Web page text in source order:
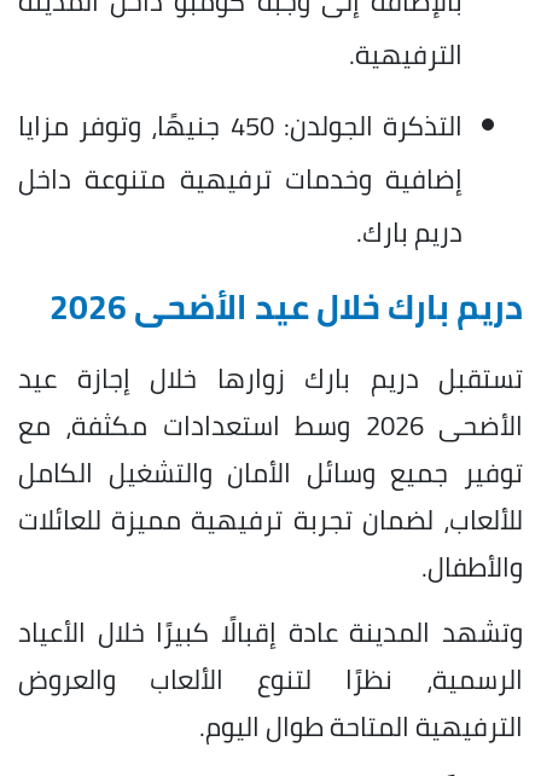
الترفيهية.
التذكرة الجولدن: 450 جنيهًا، وتوفر مزايا
إضافية وخدمات ترفيهية متنوعة داخل
دريم بارك.
دريم بارك خلال عيد الأضحى 2026
تستقبل دريم بارك زوارها خلال إجازة عيد
الأضحى 2026 وسط استعدادات مكثفة، مع
توفير جميع وسائل الأمان والتشغيل الكامل
للألعاب، لضمان تجربة ترفيهية مميزة للعائلات
والأطفال.
وتشهد المدينة عادة إقبالًا كبيرًا خلال الأعياد
الرسمية، نظرًا لتنوع الألعاب والعروض
الترفيهية المتاحة طوال اليوم.